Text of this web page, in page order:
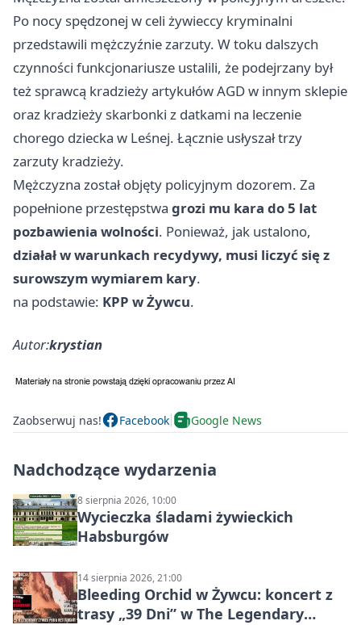
Po nocy spędzonej w celi żywieccy kryminalni
przedstawili mężczyźnie zarzuty. W toku dalszych
czynności funkcjonariusze ustalili, że podejrzany był
też sprawcą kradzieży artykułów AGD w innym sklepie
oraz kradzieży skarbonki z datkami na leczenie
chorego dziecka w Leśnej. Łącznie usłyszał trzy
zarzuty kradzieży.
Mężczyzna został objęty policyjnym dozorem. Za
popełnione przestępstwa grozi mu kara do 5 lat
pozbawienia wolności. Ponieważ, jak ustalono,
działał w warunkach recydywy, musi liczyć się z
surowszym wymiarem kary.
na podstawie: KPP w Żywcu.
Autor:krystian
Zaobserwuj nas! Facebook Google News
Nadchodzące wydarzenia
8 sierpnia 2026, 10:00
Wycieczka śladami żywieckich
Habsburgów
14 sierpnia 2026, 21:00
Bleeding Orchid w Żywcu: koncert z
trasy „39 Dni” w The Legendary